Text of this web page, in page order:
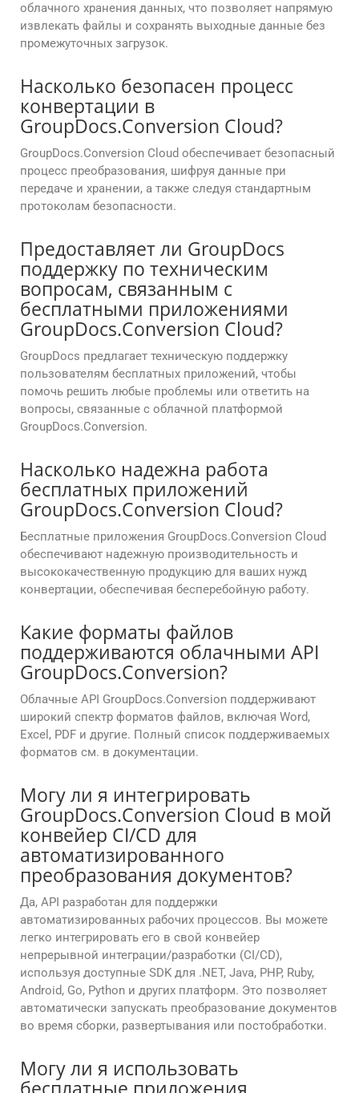
облачного хранения данных, что позволяет напрямую
извлекать файлы и сохранять выходные данные без
промежуточных загрузок.
Насколько безопасен процесс
конвертации в
GroupDocs.Conversion Cloud?
GroupDocs.Conversion Cloud обеспечивает безопасный
процесс преобразования, шифруя данные при
передаче и хранении, а также следуя стандартным
протоколам безопасности.
Предоставляет ли GroupDocs
поддержку по техническим
вопросам, связанным с
бесплатными приложениями
GroupDocs.Conversion Cloud?
GroupDocs предлагает техническую поддержку
пользователям бесплатных приложений, чтобы
помочь решить любые проблемы или ответить на
вопросы, связанные с облачной платформой
GroupDocs.Conversion.
Насколько надежна работа
бесплатных приложений
GroupDocs.Conversion Cloud?
Бесплатные приложения GroupDocs.Conversion Cloud
обеспечивают надежную производительность и
высококачественную продукцию для ваших нужд
конвертации, обеспечивая бесперебойную работу.
Какие форматы файлов
поддерживаются облачными API
GroupDocs.Conversion?
Облачные API GroupDocs.Conversion поддерживают
широкий спектр форматов файлов, включая Word,
Excel, PDF и другие. Полный список поддерживаемых
форматов см. в документации.
Могу ли я интегрировать
GroupDocs.Conversion Cloud в мой
конвейер CI/CD для
автоматизированного
преобразования документов?
Да, API разработан для поддержки
автоматизированных рабочих процессов. Вы можете
легко интегрировать его в свой конвейер
непрерывной интеграции/разработки (CI/CD),
используя доступные SDK для .NET, Java, PHP, Ruby,
Android, Go, Python и других платформ. Это позволяет
автоматически запускать преобразование документов
во время сборки, развертывания или постобработки.
Могу ли я использовать